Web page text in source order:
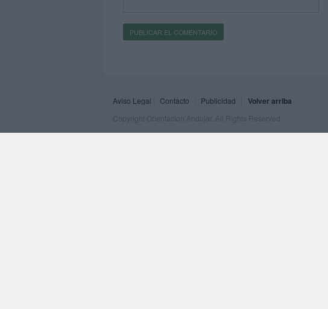
Aviso Legal Contacto Publicidad Volver arriba